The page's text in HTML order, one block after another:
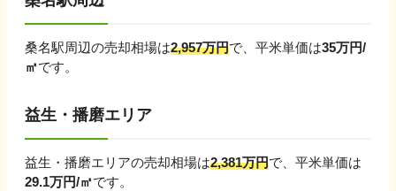
桑名駅周辺の売却相場は2,957万円で、平米単価は35万円/
㎡です。
益生・播磨エリア
益生・播磨エリアの売却相場は2,381万円で、平米単価は
29.1万円/㎡です。